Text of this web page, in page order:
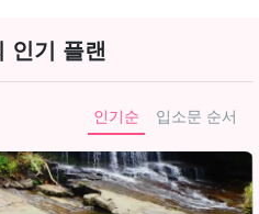
인기 플랜
인기순 입소문 순서